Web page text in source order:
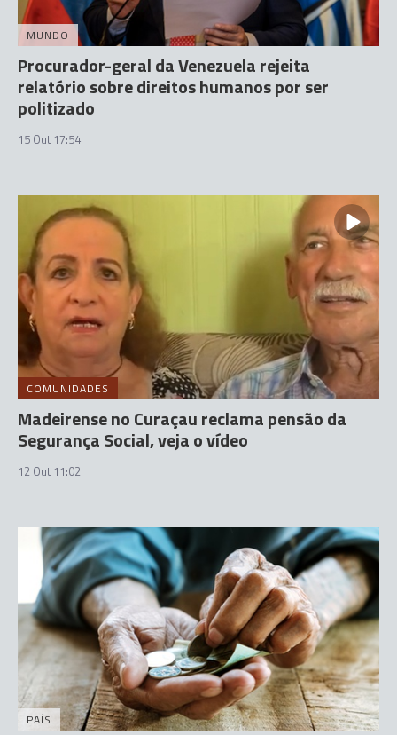
MUNDO
Procurador-geral da Venezuela rejeita
relatório sobre direitos humanos por ser
politizado
15 Out 17:54
COMUNIDADES
Madeirense no Curaçau reclama pensão da
Segurança Social, veja o vídeo
12 Out 11:02
PAÍS